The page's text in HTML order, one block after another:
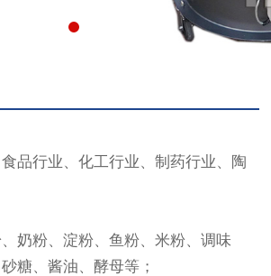
品行业、化工行业、制药行业、陶
奶粉、淀粉、鱼粉、米粉、调味
糖、酱油、酵母等；